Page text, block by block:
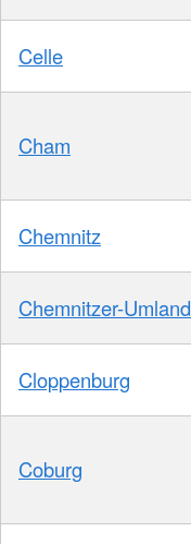
Celle
Cham
Chemnitz
Chemnitzer-Umland
Cloppenburg
Coburg